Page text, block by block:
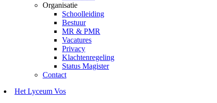
Organisatie
Schoolleiding
Bestuur
MR & PMR
Vacatures
Privacy
Klachtenregeling
Status Magister
Contact
Het Lyceum Vos